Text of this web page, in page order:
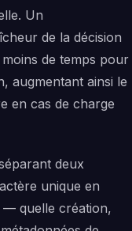
Un
de la décision
de temps pour
augmentant ainsi le
en cas de charge
deux
unique en
— quelle création,